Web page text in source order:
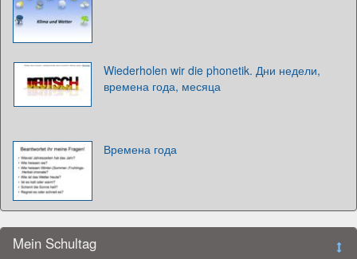
Wiederholen wir die phonetik. Дни недели,
времена года, месяца
Времена года
Mein Schultag